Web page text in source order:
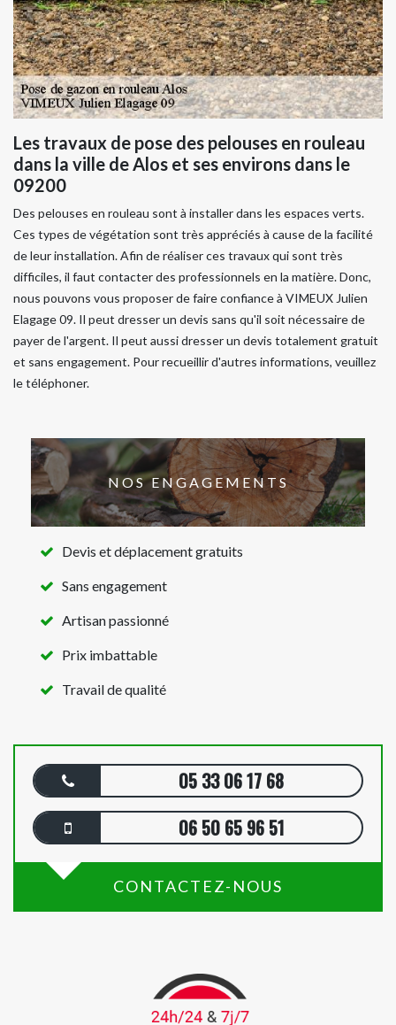
Les travaux de pose des pelouses en rouleau
dans la ville de Alos et ses environs dans le
09200
Des pelouses en rouleau sont à installer dans les espaces verts.
Ces types de végétation sont très appréciés à cause de la facilité
de leur installation. Afin de réaliser ces travaux qui sont très
difficiles, il faut contacter des professionnels en la matière. Donc,
nous pouvons vous proposer de faire confiance à VIMEUX Julien
Elagage 09. Il peut dresser un devis sans qu'il soit nécessaire de
payer de l'argent. Il peut aussi dresser un devis totalement gratuit
et sans engagement. Pour recueillir d'autres informations, veuillez
le téléphoner.
NOS ENGAGEMENTS
Devis et déplacement gratuits
Sans engagement
Artisan passionné
Prix imbattable
Travail de qualité
05 33 06 17 68
06 50 65 96 51
CONTACTEZ-NOUS